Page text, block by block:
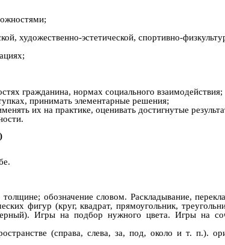
художественно-эстетической, спортивно-
гражданина, нормах социального взаимодействия;
принимать элементарные решения;
их на практике, оценивать достигнутые
обозначение словом. Раскладывание,
фигур (круг, квадрат, прямоугольник,
Игры на подбор нужного цвета. Игры на
(справа, слева, за, под, около и т. п.).